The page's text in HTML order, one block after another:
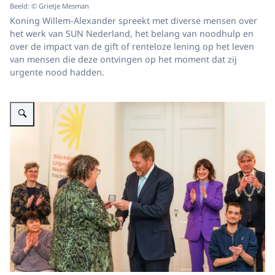
Beeld: © Grietje Mesman
Koning Willem-Alexander spreekt met diverse mensen over
het werk van SUN Nederland, het belang van noodhulp en
over de impact van de gift of renteloze lening op het leven
van mensen die deze ontvingen op het moment dat zij
urgente nood hadden.
Vergroot afbeelding Koning Willem-Alexander bezoekt Stichting Urgente